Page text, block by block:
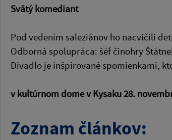
Svätý komediant
Pod vedením saleziánov ho nacvičili
Odborná spolupráca: šéf činohry
Divadlo je inšpirované spomienkami,
v kultúrnom dome v Kysaku 28.
Zoznam článkov: